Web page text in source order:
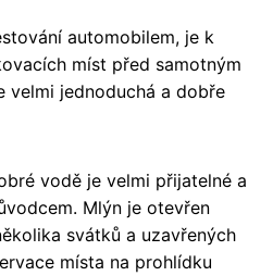
automobilem, je k
míst před samotným
velmi jednoduchá a dobře
vodě je velmi přijatelné a
Mlýn je otevřen
svátků a uzavřených
místa na prohlídku